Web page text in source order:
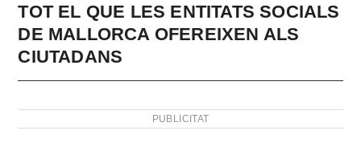
TOT EL QUE LES ENTITATS SOCIALS
DE MALLORCA OFEREIXEN ALS
CIUTADANS
PUBLICITAT